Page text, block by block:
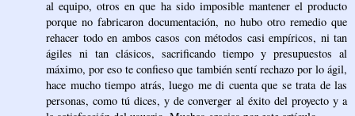
al equipo, otros en que ha sido imposible mantener el producto
porque no fabricaron documentación, no hubo otro remedio que
rehacer todo en ambos casos con métodos casi empíricos, ni tan
ágiles ni tan clásicos, sacrificando tiempo y presupuestos al
máximo, por eso te confieso que también sentí rechazo por lo ágil,
hace mucho tiempo atrás, luego me di cuenta que se trata de las
personas, como tú dices, y de converger al éxito del proyecto y a